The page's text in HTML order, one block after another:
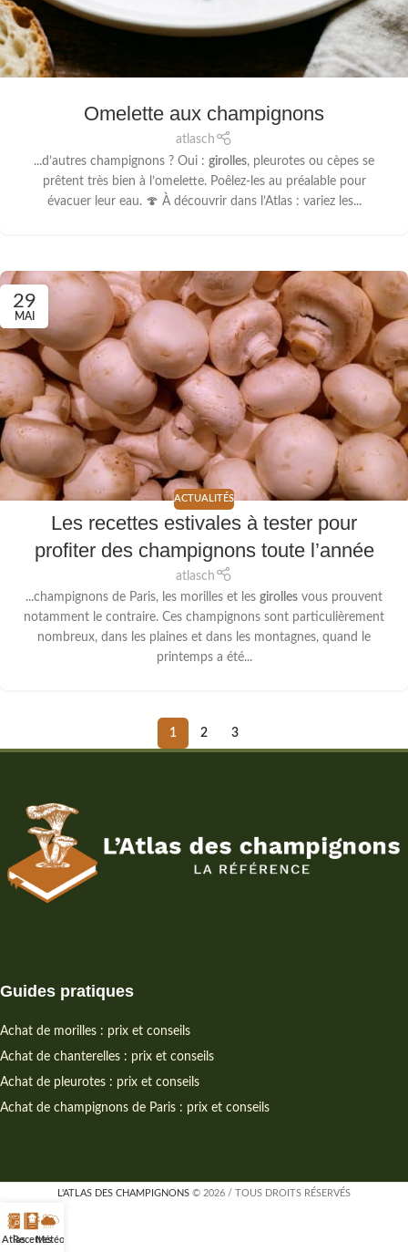
Omelette aux champignons
atlasch
...d’autres champignons ? Oui : girolles, pleurotes ou cèpes se
prêtent très bien à l’omelette. Poêlez-les au préalable pour
évacuer leur eau. 🍄 À découvrir dans l’Atlas : variez les...
29
MAI
ACTUALITÉS
Les recettes estivales à tester pour
profiter des champignons toute l’année
atlasch
...champignons de Paris, les morilles et les girolles vous prouvent
notamment le contraire. Ces champignons sont particulièrement
nombreux, dans les plaines et dans les montagnes, quand le
printemps a été...
1 2 3
Guides pratiques
Achat de morilles : prix et conseils
Achat de chanterelles : prix et conseils
Achat de pleurotes : prix et conseils
Achat de champignons de Paris : prix et conseils
L'ATLAS DES CHAMPIGNONS © 2026 / TOUS DROITS RÉSERVÉS
AtlasRecettesMétéo